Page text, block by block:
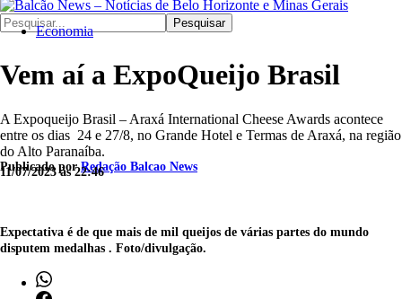
Pesquisar
Economia
Vem aí a ExpoQueijo Brasil
A Expoqueijo Brasil – Araxá International Cheese Awards acontece
entre os dias 24 e 27/8, no Grande Hotel e Termas de Araxá, na região
do Alto Paranaíba.
Publicado porRedação Balcao News
11/07/2023 às 22:46
Expectativa é de que mais de mil queijos de várias partes do mundo
disputem medalhas . Foto/divulgação.